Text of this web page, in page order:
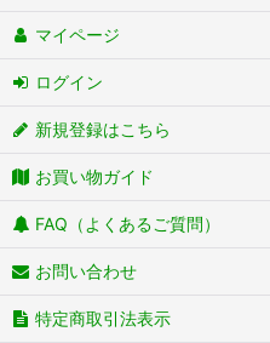
マイページ
ログイン
新規登録はこちら
お買い物ガイド
FAQ（よくあるご質問）
お問い合わせ
特定商取引法表示